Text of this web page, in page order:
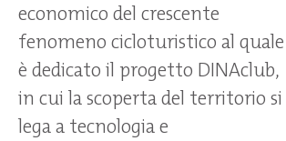
economico del crescente
fenomeno cicloturistico al quale
è dedicato il progetto DINAclub,
in cui la scoperta del territorio si
lega a tecnologia e